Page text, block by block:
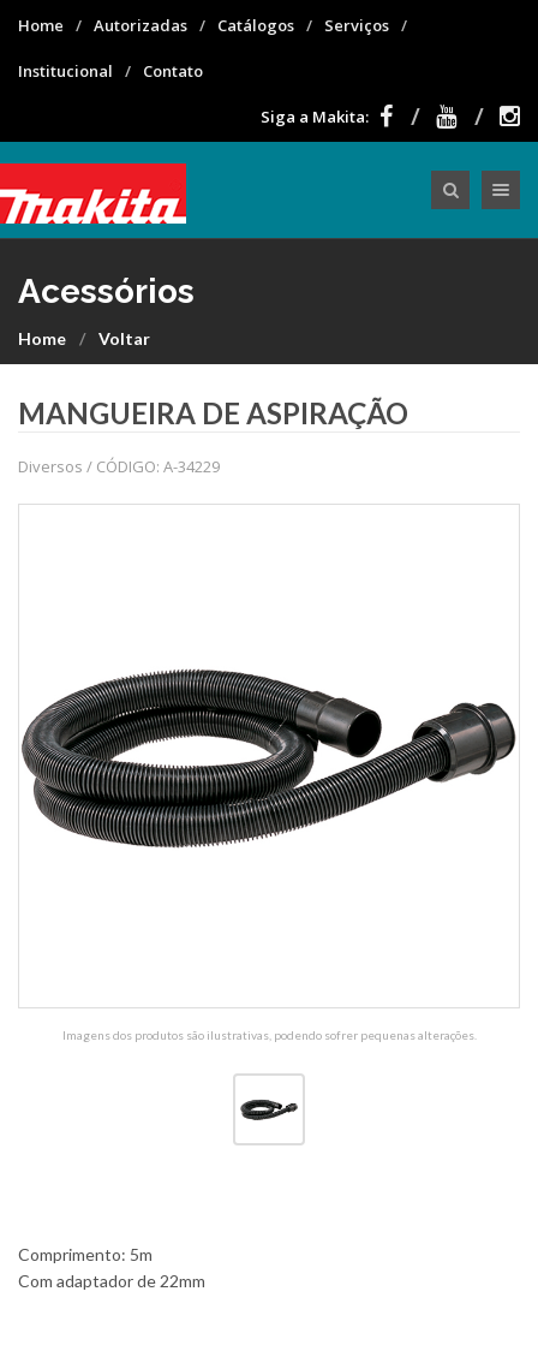
Home Autorizadas Catálogos Serviços
Institucional Contato
Siga a Makita:
Acessórios
Home Voltar
MANGUEIRA DE ASPIRAÇÃO
Diversos / CÓDIGO: A-34229
Imagens dos produtos são ilustrativas, podendo sofrer pequenas alterações.
Comprimento: 5m
Com adaptador de 22mm